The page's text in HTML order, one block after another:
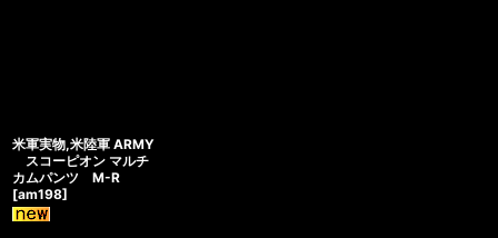
米軍実物,米陸軍 ARMY
スコーピオン マルチ
カムパンツ M-R
[am198]